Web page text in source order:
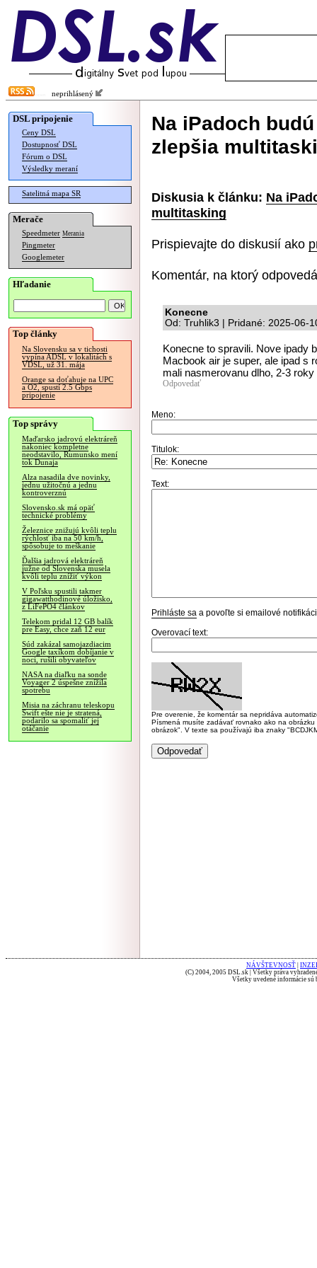
neprihlásený
DSL pripojenie
Ceny DSL
Dostupnosť DSL
Fórum o DSL
Výsledky meraní
Satelitná mapa SR
Merače
Speedmeter Merania
Pingmeter
Googlemeter
Hľadanie
Top články
Na Slovensku sa v tichosti
vypína ADSL v lokalitách s
VDSL, už 31. mája
Orange sa doťahuje na UPC
a O2, spustí 2.5 Gbps
pripojenie
Top správy
Maďarsko jadrovú elektráreň
nakoniec kompletne
neodstavilo, Rumunsko mení
tok Dunaja
Alza nasadila dve novinky,
jednu užitočnú a jednu
kontroverznú
Slovensko.sk má opäť
technické problémy
Železnice znižujú kvôli teplu
rýchlosť iba na 50 km/h,
spôsobuje to meškanie
Ďalšia jadrová elektráreň
južne od Slovenska musela
kvôli teplu znížiť výkon
V Poľsku spustili takmer
gigawatthodinové úložisko,
z LiFePO4 článkov
Telekom pridal 12 GB balík
pre Easy, chce zaň 12 eur
Súd zakázal samojazdiacim
Google taxíkom dobíjanie v
noci, rušili obyvateľov
NASA na diaľku na sonde
Voyager 2 úspešne znížila
spotrebu
Misia na záchranu teleskopu
Swift ešte nie je stratená,
podarilo sa spomaliť jej
otáčanie
Na iPadoch
zlepšia
Diskusia k článku: Na
multitasking
Prispievajte do diskusií ako
Komentár, na ktorý
Konecne
Od: Truhlik3 | Pridané: 2025-06-
Konecne to spravili. Nove ipady
Macbook air je super, ale ipad s
mali nasmerovanu dlho, 2-3
Odpovedať
Meno:
Titulok:
Text:
Prihláste sa a povoľte si emailové
Overovací text:
Pre overenie, že komentár sa nepridáva
Písmená musíte zadávať rovnako ako na
obrázok". V texte sa používajú iba znaky
NÁVŠTEVNOSŤ
(C) 2004, 2005 DSL.sk | Všetky práva
Všetky uvedené informácie sú